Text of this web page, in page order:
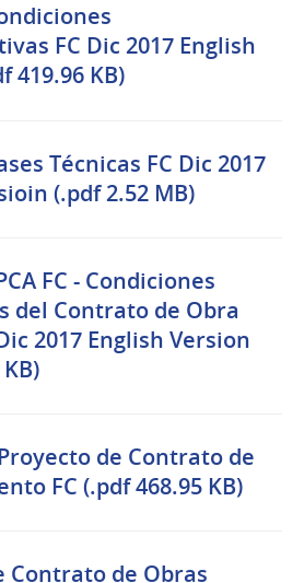
FC Dic 2017 English
419.96 KB)
Técnicas FC Dic 2017
(.pdf 2.52 MB)
FC - Condiciones
del Contrato de Obra
2017 English Version
de Contrato de
FC (.pdf 468.95 KB)
Contrato de Obras